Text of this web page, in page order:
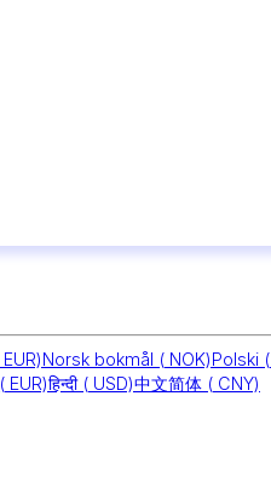
EUR)Norsk bokmål ( NOK)Polski (
( EUR)हिन्दी ( USD)中文简体 ( CNY)